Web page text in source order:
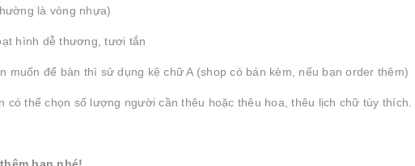
là vòng nhựa)
hình dễ thương, tươi tắn
muốn để bàn thì sử dụng kệ chữ A (shop có bán kèm, nếu bạn order thêm)
thể chọn số lượng người cần thêu hoặc thêu hoa, thêu lịch chữ tùy thích.